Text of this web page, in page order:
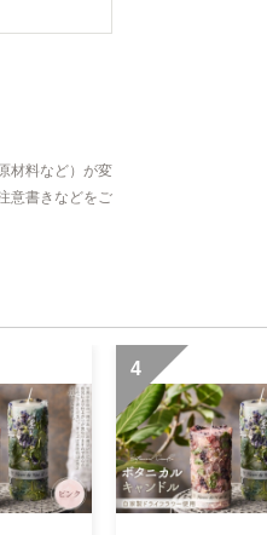
材料など）が変
意書きなどをご
4